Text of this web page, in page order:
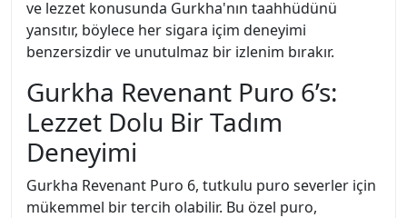
ve lezzet konusunda Gurkha'nın taahhüdünü
yansıtır, böylece her sigara içim deneyimi
benzersizdir ve unutulmaz bir izlenim bırakır.
Gurkha Revenant Puro 6’s:
Lezzet Dolu Bir Tadım
Deneyimi
Gurkha Revenant Puro 6, tutkulu puro severler için
mükemmel bir tercih olabilir. Bu özel puro,